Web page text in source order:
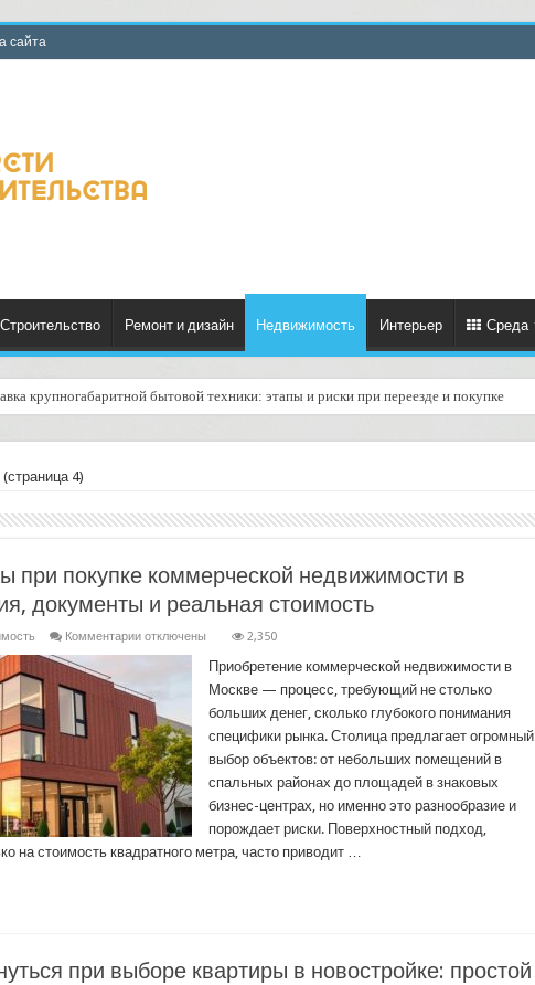
сайта
Строительство Ремонт и дизайн Недвижимость Интерьер Среда
крупногабаритной бытовой техники: этапы и риски при переезде и покупке
(страница 4)
при покупке коммерческой недвижимости в
документы и реальная стоимость
Комментариик
при
покупке
коммерческой
недвижимости
в
Москве:
локация,
документы
и
реальная
стоимость
отключены 2,350
Приобретение коммерческой недвижимости в
Москве — процесс, требующий не столько
больших денег, сколько глубокого понимания
специфики рынка. Столица предлагает огромный
выбор объектов: от небольших помещений в
спальных районах до площадей в знаковых
бизнес-центрах, но именно это разнообразие и
порождает риски. Поверхностный подход,
на стоимость квадратного метра, часто приводит …
при выборе квартиры в новостройке: простой